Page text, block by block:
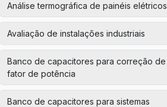
Análise termográfica de painéis elétricos
Avaliação de instalações industriais
Banco de capacitores para correção de
fator de potência
Banco de capacitores para sistemas